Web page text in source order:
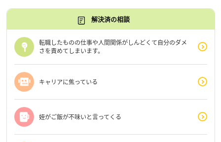
解決済の相談
転職したものの仕事や人間関係がしんどくて自分のダメ
さを責めてしまいます。
キャリアに焦っている
姪がご飯が不味いと言ってくる